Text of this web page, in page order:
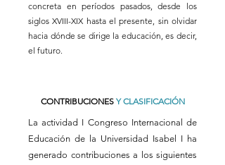
concreta en períodos pasados, desde los
siglos XVIII-XIX hasta el presente, sin olvidar
hacia dónde se dirige la educación, es decir,
el futuro.
CONTRIBUCIONES Y CLASIFICACIÓN
La actividad I Congreso Internacional de
Educación de la Universidad Isabel I ha
generado contribuciones a los siguientes